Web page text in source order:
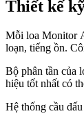
Thiết kế
Mỗi loa Monitor
loạn, tiếng ồn.
Bộ phân tần của
hiệu tốt nhất có
Hệ thống cầu